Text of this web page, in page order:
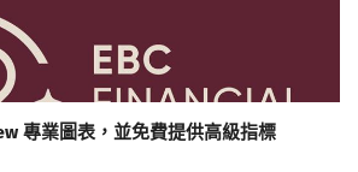
專業圖表，並免費提供高級指標